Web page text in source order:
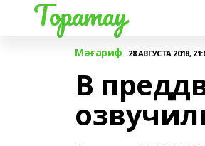
Торатау
Мәғариф 28 АВГУСТА 2018,
В